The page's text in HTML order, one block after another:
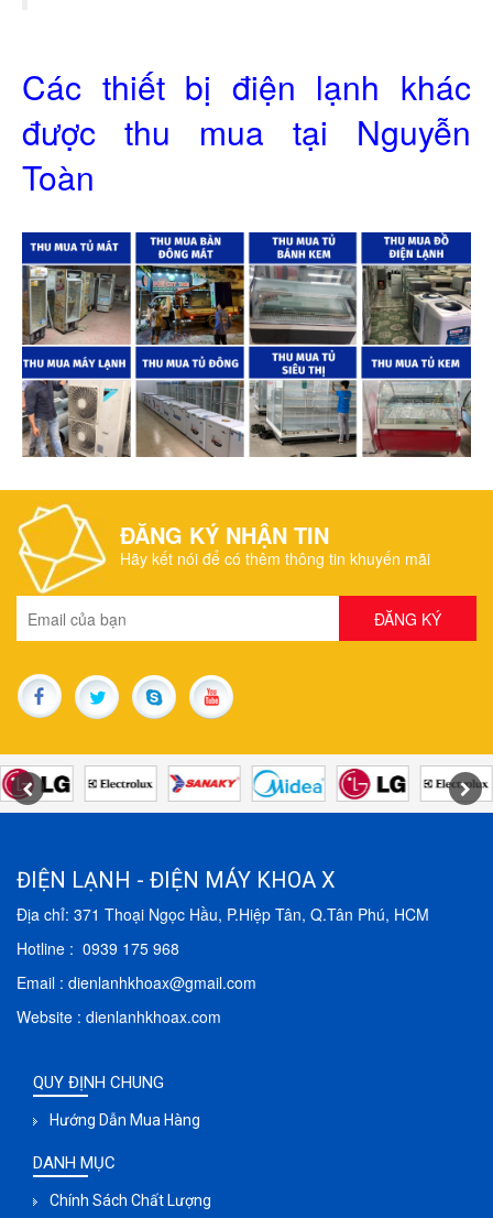
Các thiết bị điện lạnh khác
được thu mua tại Nguyễn
Toàn
ĐĂNG KÝ NHẬN TIN
Hãy kết nói để có thêm thông tin khuyến mãi
ĐIỆN LẠNH - ĐIỆN MÁY KHOA X
Địa chỉ: 371 Thoại Ngọc Hầu, P.Hiệp Tân, Q.Tân Phú, HCM
Hotline : 0939 175 968
Email : dienlanhkhoax@gmail.com
Website : dienlanhkhoax.com
QUY ĐỊNH CHUNG
Hướng Dẫn Mua Hàng
DANH MỤC
Chính Sách Chất Lượng